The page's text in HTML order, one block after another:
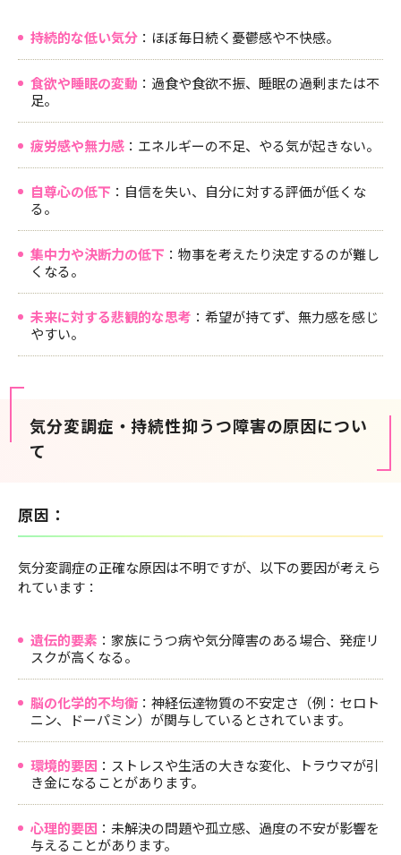
持続的な低い気分 ：ほぼ毎日続く憂鬱感や不快感。
食欲や睡眠の変動 ：過食や食欲不振、睡眠の過剰または不
足。
疲労感や無力感 ：エネルギーの不足、やる気が起きない。
自尊心の低下 ：自信を失い、自分に対する評価が低くな
る。
集中力や決断力の低下 ：物事を考えたり決定するのが難し
くなる。
未来に対する悲観的な思考 ：希望が持てず、無力感を感じ
やすい。
気分変調症・持続性抑うつ障害の原因につい
て
原因：
気分変調症の正確な原因は不明ですが、以下の要因が考えら
れています：
遺伝的要素 ：家族にうつ病や気分障害のある場合、発症リ
スクが高くなる。
脳の化学的不均衡 ：神経伝達物質の不安定さ（例：セロト
ニン、ドーパミン）が関与しているとされています。
環境的要因 ：ストレスや生活の大きな変化、トラウマが引
き金になることがあります。
心理的要因 ：未解決の問題や孤立感、過度の不安が影響を
与えることがあります。